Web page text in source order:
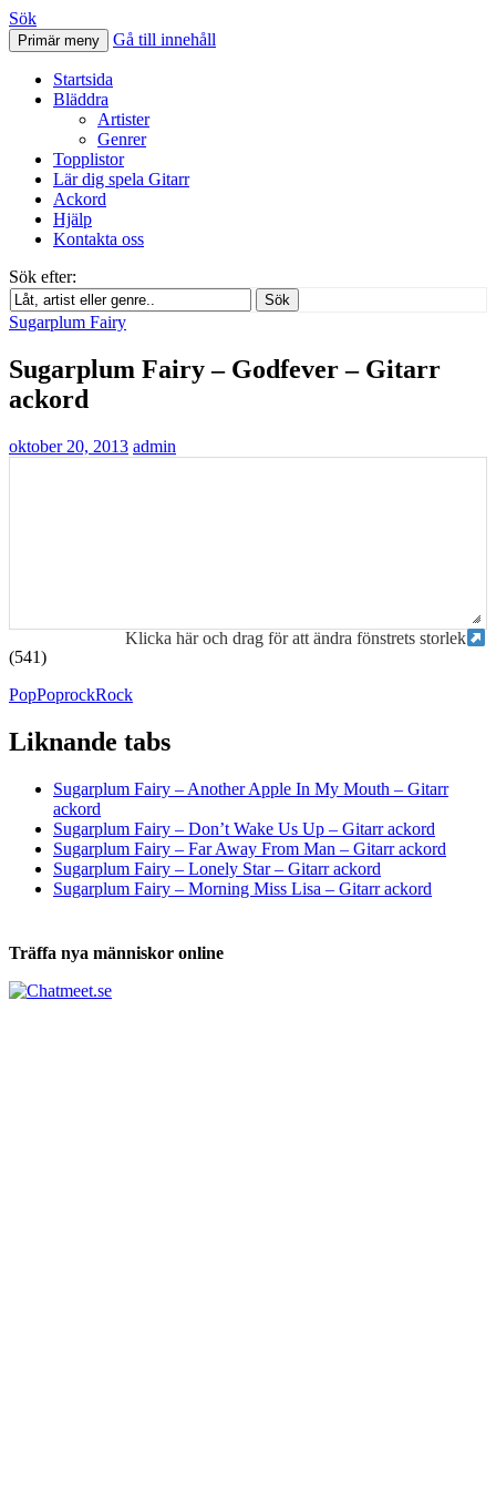
Svenskatabs.se
Sök
Primär meny Gå till innehåll
Startsida
Bläddra
Artister
Genrer
Topplistor
Lär dig spela Gitarr
Ackord
Hjälp
Kontakta oss
Sök efter:
Sök
Sugarplum Fairy
Sugarplum Fairy – Godfever – Gitarr
ackord
oktober 20, 2013 admin
Klicka här och drag för att ändra fönstrets storlek
(541)
PopPoprockRock
Liknande tabs
Sugarplum Fairy – Another Apple In My Mouth – Gitarr
ackord
Sugarplum Fairy – Don’t Wake Us Up – Gitarr ackord
Sugarplum Fairy – Far Away From Man – Gitarr ackord
Sugarplum Fairy – Lonely Star – Gitarr ackord
Sugarplum Fairy – Morning Miss Lisa – Gitarr ackord
Träffa nya människor online